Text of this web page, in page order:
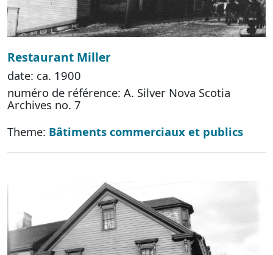
Restaurant Miller
date: ca. 1900
numéro de référence: A. Silver Nova Scotia
Archives no. 7
Theme: Bâtiments commerciaux et publics